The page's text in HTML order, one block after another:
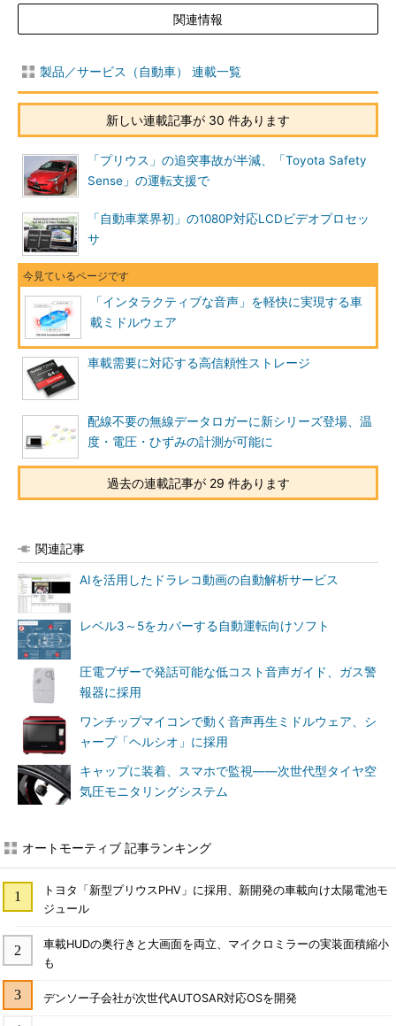
関連情報
製品／サービス（自動車） 連載一覧
新しい連載記事が 30 件あります
「プリウス」の追突事故が半減、「Toyota Safety
Sense」の運転支援で
「自動車業界初」の1080P対応LCDビデオプロセッ
サ
「インタラクティブな音声」を軽快に実現する車
載ミドルウェア
車載需要に対応する高信頼性ストレージ
配線不要の無線データロガーに新シリーズ登場、温
度・電圧・ひずみの計測が可能に
過去の連載記事が 29 件あります
関連記事
AIを活用したドラレコ動画の自動解析サービス
レベル3～5をカバーする自動運転向けソフト
圧電ブザーで発話可能な低コスト音声ガイド、ガス警
報器に採用
ワンチップマイコンで動く音声再生ミドルウェア、シ
ャープ「ヘルシオ」に採用
キャップに装着、スマホで監視――次世代型タイヤ空
気圧モニタリングシステム
オートモーティブ 記事ランキング
トヨタ「新型プリウスPHV」に採用、新開発の車載向け太陽電池モ
ジュール
車載HUDの奥行きと大画面を両立、マイクロミラーの実装面積縮小
も
デンソー子会社が次世代AUTOSAR対応OSを開発